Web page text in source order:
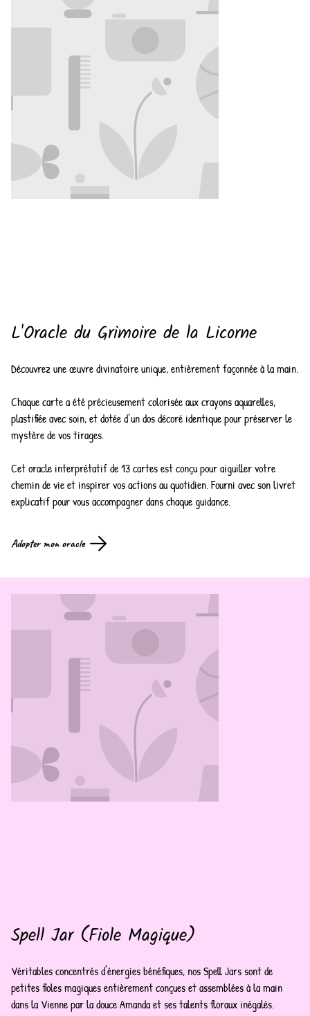
L'Oracle du Grimoire de la Licorne
Découvrez une œuvre divinatoire unique, entièrement façonnée à la main.
Chaque carte a été précieusement colorisée aux crayons aquarelles,
plastifiée avec soin, et dotée d’un dos décoré identique pour préserver le
mystère de vos tirages.
Cet oracle interprétatif de 13 cartes est conçu pour aiguiller votre
chemin de vie et inspirer vos actions au quotidien. Fourni avec son livret
explicatif pour vous accompagner dans chaque guidance.
Adopter mon oracle
Spell Jar (Fiole Magique)
Véritables concentrés d'énergies bénéfiques, nos Spell Jars sont de
petites fioles magiques entièrement conçues et assemblées à la main
dans la Vienne par la douce Amanda et ses talents floraux inégalés.